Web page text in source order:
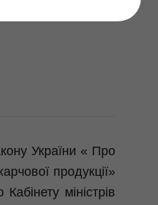
України « Про
продукції»
міністрів